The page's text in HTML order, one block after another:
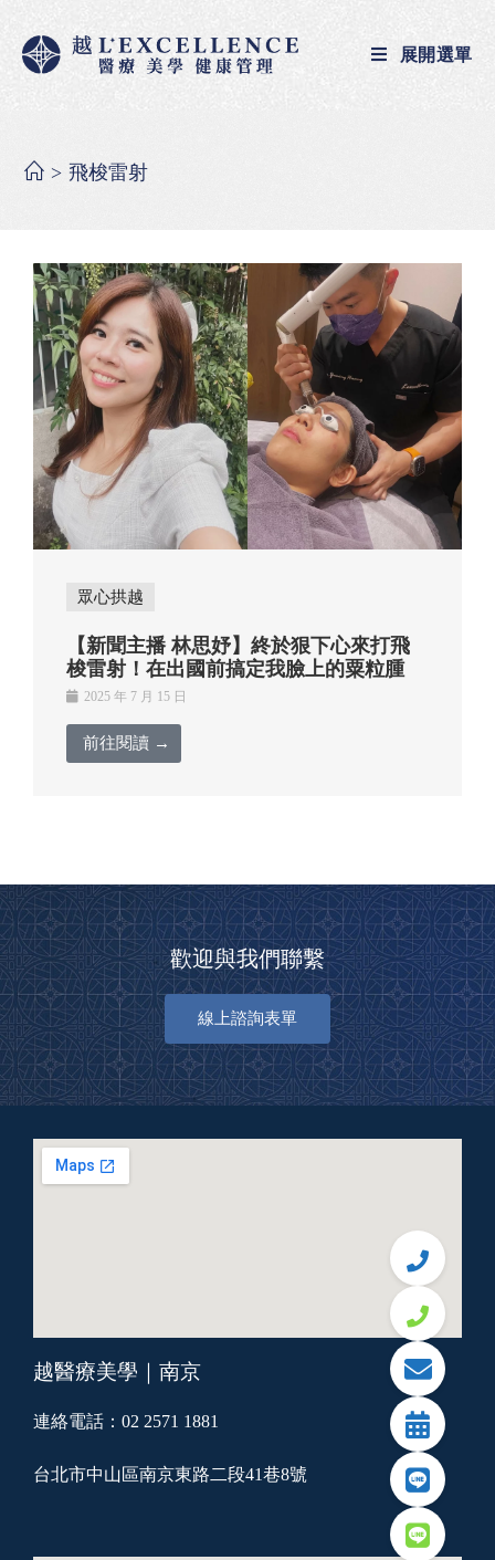
展開選單
> 飛梭雷射
眾心拱越
【新聞主播 林思妤】終於狠下心來打飛
梭雷射！在出國前搞定我臉上的粟粒腫
2025 年 7 月 15 日
前往閱讀 →
歡迎與我們聯繫
線上諮詢表單
越醫療美學｜南京
連絡電話：02 2571 1881
台北市中山區南京東路二段41巷8號